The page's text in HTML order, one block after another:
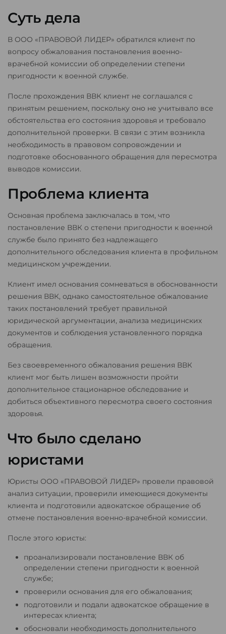
Суть дела
В ООО «ПРАВОВОЙ ЛИДЕР» обратился клиент по
вопросу обжалования постановления военно-
врачебной комиссии об определении степени
пригодности к военной службе.
После прохождения ВВК клиент не соглашался с
принятым решением, поскольку оно не учитывало все
обстоятельства его состояния здоровья и требовало
дополнительной проверки. В связи с этим возникла
необходимость в правовом сопровождении и
подготовке обоснованного обращения для пересмотра
выводов комиссии.
Проблема клиента
Основная проблема заключалась в том, что
постановление ВВК о степени пригодности к военной
службе было принято без надлежащего
дополнительного обследования клиента в профильном
медицинском учреждении.
Клиент имел основания сомневаться в обоснованности
решения ВВК, однако самостоятельное обжалование
таких постановлений требует правильной
юридической аргументации, анализа медицинских
документов и соблюдения установленного порядка
обращения.
Без своевременного обжалования решения ВВК
клиент мог быть лишен возможности пройти
дополнительное стационарное обследование и
добиться объективного пересмотра своего состояния
здоровья.
Что было сделано
юристами
Юристы ООО «ПРАВОВОЙ ЛИДЕР» провели правовой
анализ ситуации, проверили имеющиеся документы
клиента и подготовили адвокатское обращение об
отмене постановления военно-врачебной комиссии.
После этого юристы:
проанализировали постановление ВВК об
определении степени пригодности к военной
службе;
проверили основания для его обжалования;
подготовили и подали адвокатское обращение в
интересах клиента;
обосновали необходимость дополнительного
Закажите обратный
звонок от наших
юристов